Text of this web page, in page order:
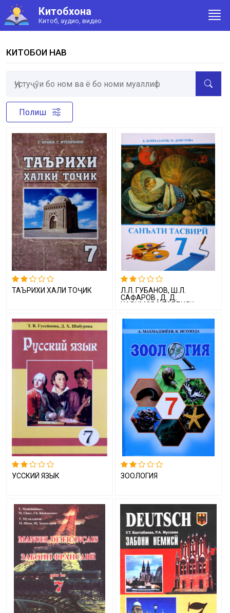
Китобхона
Китоб, аудио, видео
КИТОБҲОИ НАВ
Полиш
ТАЪРИХИ ХАЛҚИ ТОҶИК
Л.Л. ГУБАНОВ, Ш.Л.
САФАРОВ , Д. Д.
КАРИМОВА ТАРБИЯИ
УССКИЙ ЯЗЫК ЗООЛОГИЯ